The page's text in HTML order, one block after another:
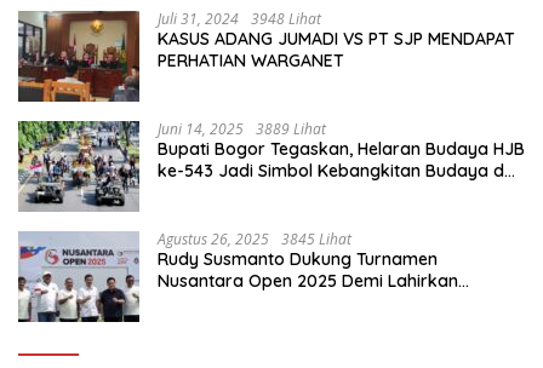
Juli 31, 2024 3948 Lihat
KASUS ADANG JUMADI VS PT SJP MENDAPAT
PERHATIAN WARGANET
Juni 14, 2025 3889 Lihat
Bupati Bogor Tegaskan, Helaran Budaya HJB
ke-543 Jadi Simbol Kebangkitan Budaya dan
Agustus 26, 2025 3845 Lihat
Rudy Susmanto Dukung Turnamen
Nusantara Open 2025 Demi Lahirkan